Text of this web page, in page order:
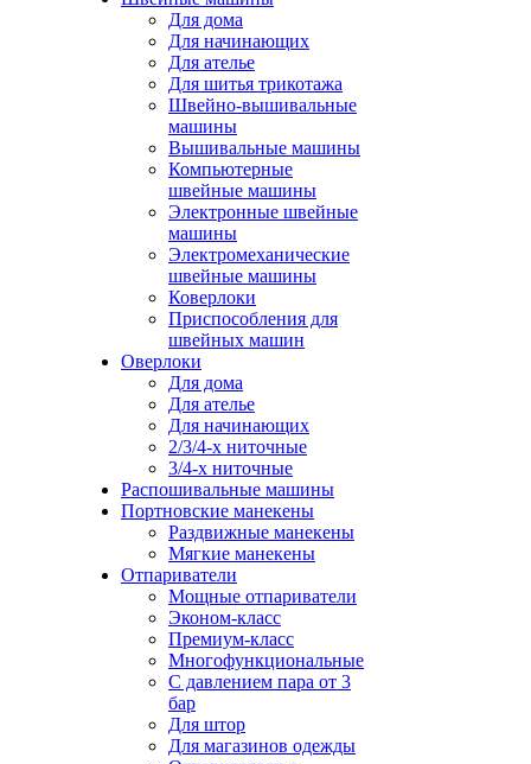
Для дома
Для начинающих
Для ателье
Для шитья трикотажа
Швейно-вышивальные
машины
Вышивальные машины
Компьютерные
швейные машины
Электронные швейные
машины
Электромеханические
швейные машины
Коверлоки
Приспособления для
швейных машин
Оверлоки
Для дома
Для ателье
Для начинающих
2/3/4-х ниточные
3/4-х ниточные
Распошивальные машины
Портновские манекены
Раздвижные манекены
Мягкие манекены
Отпариватели
Мощные отпариватели
Эконом-класс
Премиум-класс
Многофункциональные
С давлением пара от 3
бар
Для штор
Для магазинов одежды